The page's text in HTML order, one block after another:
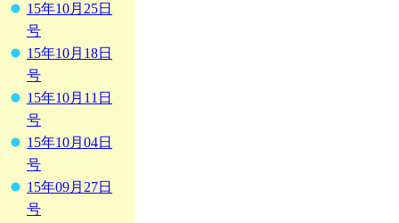
15年10月25日
号
15年10月18日
号
15年10月11日
号
15年10月04日
号
15年09月27日
号